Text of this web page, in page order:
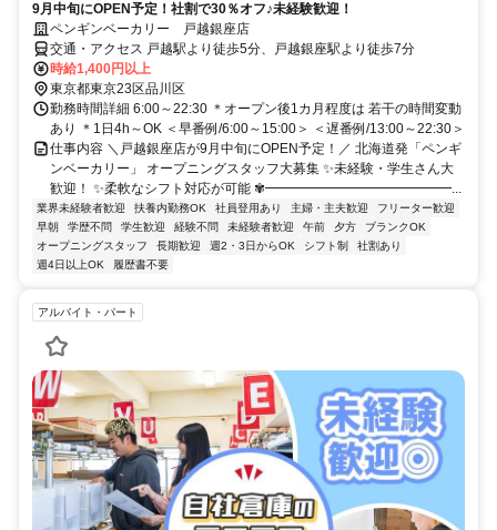
9月中旬にOPEN予定！社割で30％オフ♪未経験歓迎！
ペンギンベーカリー 戸越銀座店
交通・アクセス 戸越駅より徒歩5分、戸越銀座駅より徒歩7分
時給1,400円以上
東京都東京23区品川区
勤務時間詳細 6:00～22:30 ＊オープン後1カ月程度は 若干の時間変動
あり ＊1日4h～OK ＜早番例/6:00～15:00＞ ＜遅番例/13:00～22:30＞
仕事内容 ＼戸越銀座店が9月中旬にOPEN予定！／ 北海道発「ペンギ
ンベーカリー」 オープニングスタッフ大募集 ✨未経験・学生さん大
歓迎！ ✨柔軟なシフト対応が可能 ✾━━━━━━━━━━━━━━...
業界未経験者歓迎 扶養内勤務OK 社員登用あり 主婦・主夫歓迎
フリーター歓迎
早朝
学歴不問 学生歓迎 経験不問 未経験者歓迎 午前 夕方
ブランクOK
オープニングスタッフ
長期歓迎 週2・3日からOK シフト制
社割あり
週4日以上OK
履歴書不要
アルバイト・パート